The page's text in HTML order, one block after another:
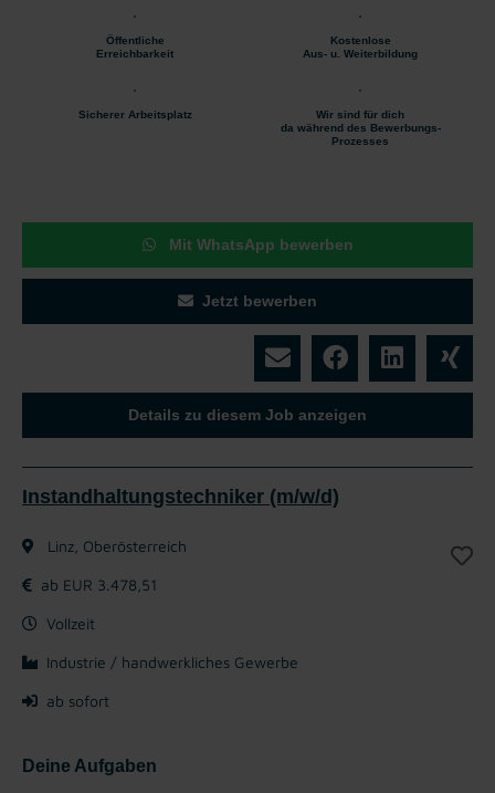
Öffentliche
Erreichbarkeit
Kostenlose
Aus- u. Weiterbildung
Sicherer Arbeitsplatz
Wir sind für dich
da während des Bewerbungs-
Prozesses
Mit WhatsApp bewerben
Jetzt bewerben
Details zu diesem Job anzeigen
Instandhaltungstechniker (m/w/d)
Linz, Oberösterreich
ab EUR 3.478,51
Vollzeit
Industrie / handwerkliches Gewerbe
ab sofort
Deine Aufgaben